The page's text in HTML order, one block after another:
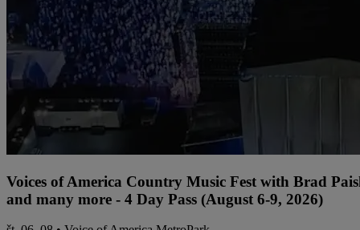
Voices of America Country Music Fest with Brad
and many more - 4 Day Pass (August 6-9, 2026)